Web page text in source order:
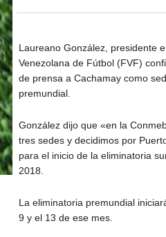
Laureano González, presidente
Venezolana de Fútbol (FVF)
de prensa a Cachamay como
premundial.
González dijo que «en la
tres sedes y decidimos por
para el inicio de la eliminatoria
2018.
La eliminatoria premundial
9 y el 13 de ese mes.